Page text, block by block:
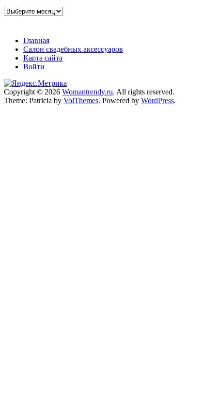
Архивы
Главная
Салон свадебных аксессуаров
Карта сайта
Войти
Copyright © 2026 Womantrendy.ru. All rights reserved.
Theme: Patricia by VolThemes. Powered by WordPress.